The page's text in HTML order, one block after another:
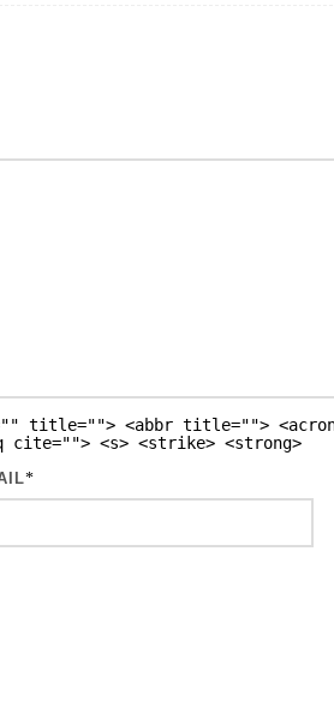
title=""> <abbr title="">
cite=""> <s> <strike> <strong>
*